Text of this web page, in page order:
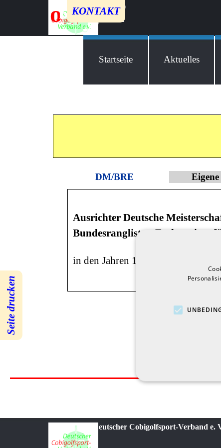
c
obigolf
Kontakt
Datenschutz
Impressum
Startseite Aktuelles
KONTAKT
Seite drucken
DM/BRE
Ausrichter Deutsche
Bundesranglisten-Endturniere
in den Jahren 1965, 1969, 1972,
© 2021-2026 Deutscher Cobigolfsport-Verband e.